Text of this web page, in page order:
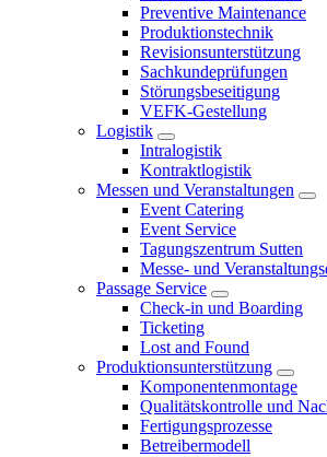
Preventive Maintenance
Produktionstechnik
Revisionsunterstützung
Sachkundeprüfungen
Störungsbeseitigung
VEFK-Gestellung
Logistik
Intralogistik
Kontraktlogistik
Messen und Veranstaltungen
Event Catering
Event Service
Tagungszentrum Sutten
Messe- und
Passage Service
Check-in und Boarding
Ticketing
Lost and Found
Produktionsunterstützung
Komponentenmontage
Qualitätskontrolle und
Fertigungsprozesse
Betreibermodell